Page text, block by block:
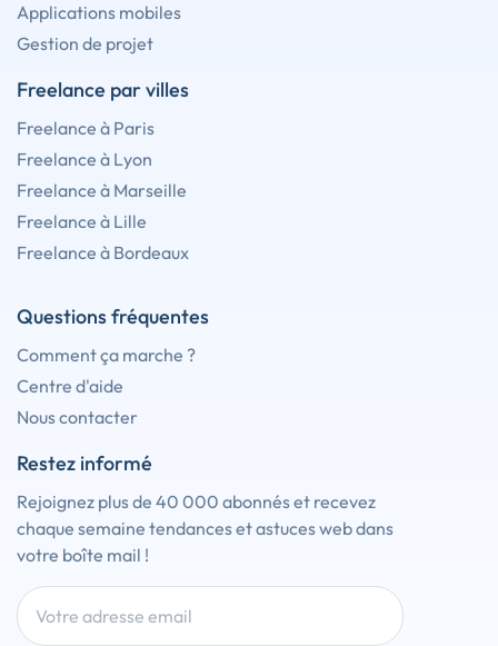
Applications mobiles
Gestion de projet
Freelance par villes
Freelance à Paris
Freelance à Lyon
Freelance à Marseille
Freelance à Lille
Freelance à Bordeaux
Questions fréquentes
Comment ça marche ?
Centre d'aide
Nous contacter
Restez informé
Rejoignez plus de 40 000 abonnés et recevez
chaque semaine tendances et astuces web dans
votre boîte mail !